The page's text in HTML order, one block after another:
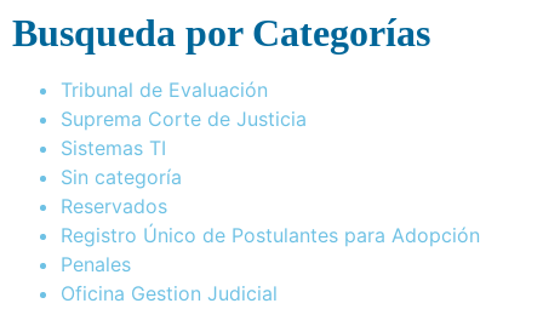
Busqueda por Categorías
Tribunal de Evaluación
Suprema Corte de Justicia
Sistemas TI
Sin categoría
Reservados
Registro Único de Postulantes para Adopción
Penales
Oficina Gestion Judicial